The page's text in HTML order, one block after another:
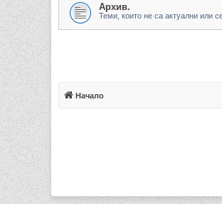
Архив.
Теми, които не са актуални или
Начало